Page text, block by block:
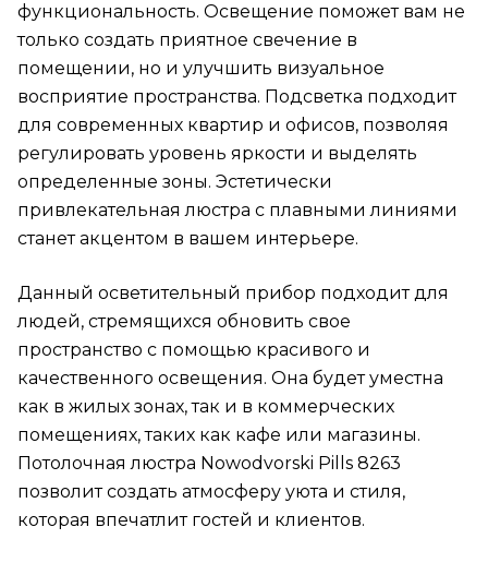
функциональность. Освещение поможет вам не
только создать приятное свечение в
помещении, но и улучшить визуальное
восприятие пространства. Подсветка подходит
для современных квартир и офисов, позволяя
регулировать уровень яркости и выделять
определенные зоны. Эстетически
привлекательная люстра с плавными линиями
станет акцентом в вашем интерьере.
Данный осветительный прибор подходит для
людей, стремящихся обновить свое
пространство с помощью красивого и
качественного освещения. Она будет уместна
как в жилых зонах, так и в коммерческих
помещениях, таких как кафе или магазины.
Потолочная люстра Nowodvorski Pills 8263
позволит создать атмосферу уюта и стиля,
которая впечатлит гостей и клиентов.